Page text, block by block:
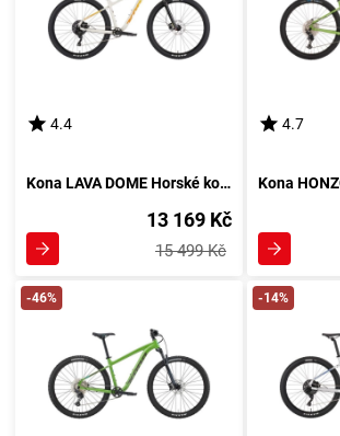
4.4
Kona LAVA DOME Horské kolo, bílá
13 169 Kč
15 499 Kč
4.7
-46% -14%